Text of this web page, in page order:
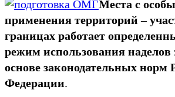
Места с
применения территорий –
границах работает
режим использования наделов
основе законодательных норм
Федерации.